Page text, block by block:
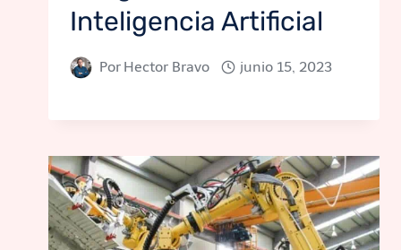
Inteligencia Artificial
Por Hector Bravo junio 15, 2023